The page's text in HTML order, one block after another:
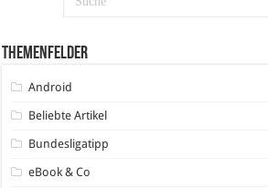
Themenfelder
Android
Beliebte Artikel
Bundesligatipp
eBook & Co